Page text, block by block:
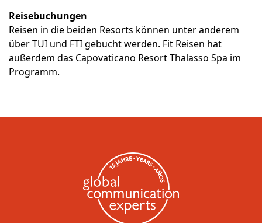
Reisebuchungen
Reisen in die beiden Resorts können unter anderem
über TUI und FTI gebucht werden. Fit Reisen hat
außerdem das Capovaticano Resort Thalasso Spa im
Programm.